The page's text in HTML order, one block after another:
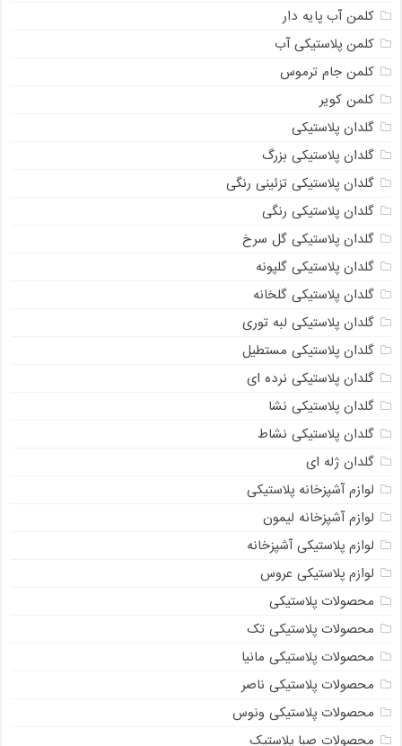
کلمن آب پایه دار
کلمن پلاستیکی آب
کلمن جام ترموس
کلمن کویر
گلدان پلاستیکی
گلدان پلاستیکی بزرگ
گلدان پلاستیکی تزئینی رنگی
گلدان پلاستیکی رنگی
گلدان پلاستیکی گل سرخ
گلدان پلاستیکی گلپونه
گلدان پلاستیکی گلخانه
گلدان پلاستیکی لبه توری
گلدان پلاستیکی مستطیل
گلدان پلاستیکی نرده ای
گلدان پلاستیکی نشا
گلدان پلاستیکی نشاط
گلدان ژله ای
لوازم آشپزخانه پلاستیکی
لوازم آشپزخانه لیمون
لوازم پلاستیکی آشپزخانه
لوازم پلاستیکی عروس
محصولات پلاستیکی
محصولات پلاستیکی تک
محصولات پلاستیکی مانیا
محصولات پلاستیکی ناصر
محصولات پلاستیکی ونوس
محصولات صبا پلاستیک